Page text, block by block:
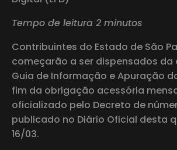
Tempo de leitura 2 minutos
Contribuintes do Estado de São
começarão a ser dispensados da
Guia de Informação e Apuração
fim da obrigação acessória
oficializado pelo Decreto de
publicado no Diário Oficial desta
16/03.